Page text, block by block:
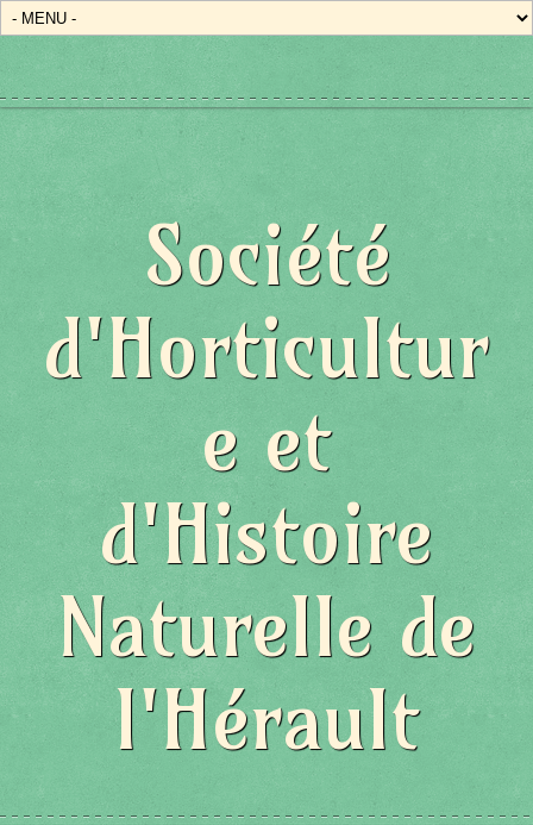
Société
d'Horticultur
e et
d'Histoire
Naturelle de
l'Hérault